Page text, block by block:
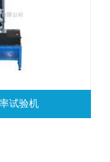
试验机